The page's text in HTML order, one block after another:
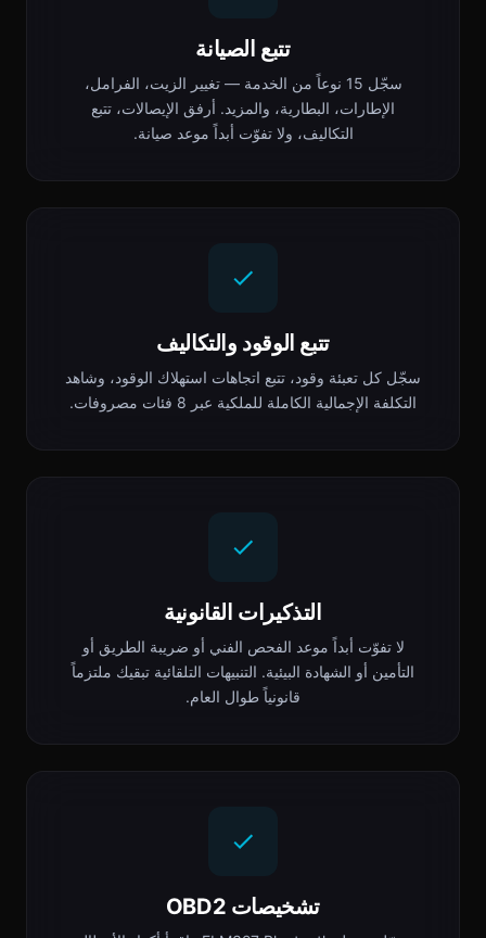
تتبع الصيانة
سجّل 15 نوعاً من الخدمة — تغيير الزيت، الفرامل،
الإطارات، البطارية، والمزيد. أرفق الإيصالات، تتبع
التكاليف، ولا تفوّت أبداً موعد صيانة.
تتبع الوقود والتكاليف
سجّل كل تعبئة وقود، تتبع اتجاهات استهلاك الوقود، وشاهد
التكلفة الإجمالية الكاملة للملكية عبر 8 فئات مصروفات.
التذكيرات القانونية
لا تفوّت أبداً موعد الفحص الفني أو ضريبة الطريق أو
التأمين أو الشهادة البيئية. التنبيهات التلقائية تبقيك ملتزماً
قانونياً طوال العام.
تشخيصات OBD2